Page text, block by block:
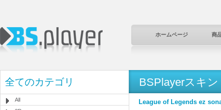
ホームページ 商
全てのカテゴリ
All
BSPlayerスキン
League of Legends ez